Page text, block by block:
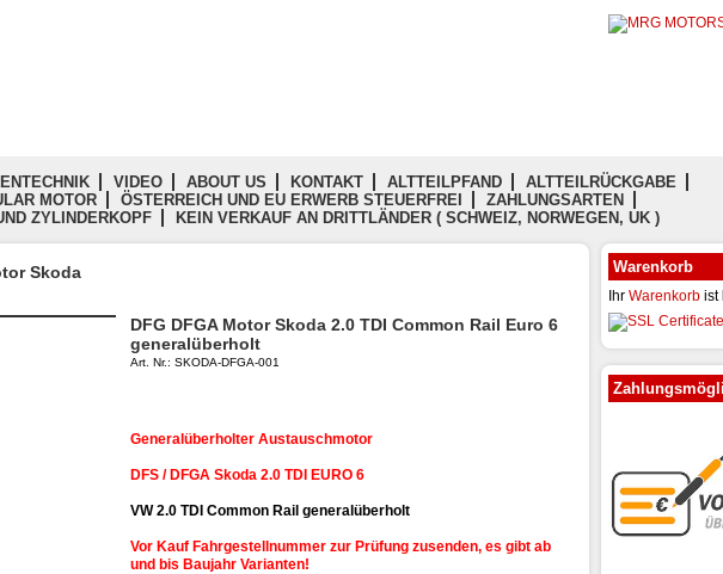
VIDEO ABOUT US KONTAKT ALTTEILPFAND
ALTTEILRÜCKGABE
MOTOR
ÖSTERREICH UND EU ERWERB STEUERFREI
ZAHLUNGSARTEN
ZYLINDERKOPF
KEIN VERKAUF AN DRITTLÄNDER ( SCHWEIZ, NORWEGEN, UK )
Skoda
DFG DFGA Motor Skoda 2.0 TDI Common Rail Euro 6
generalüberholt
Art. Nr.: SKODA-DFGA-001
Generalüberholter Austauschmotor
DFS / DFGA Skoda 2.0 TDI EURO 6
VW 2.0 TDI Common Rail generalüberholt
Vor Kauf Fahrgestellnummer zur Prüfung zusenden, es gibt ab
und bis Baujahr Varianten!
Warenkorb
Ihr Warenkorb ist